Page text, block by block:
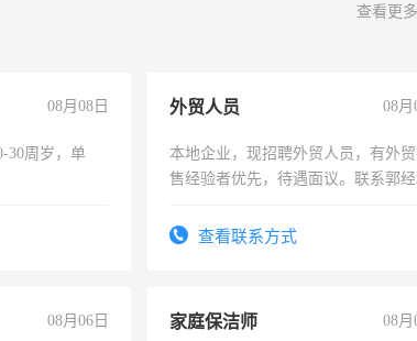
查看更
08月08日
30周岁，单
外贸人员 08月
本地企业，现招聘外贸人员，有外
售经验者优先，待遇面议。联系郭
查看联系方式
08月06日 家庭保洁师 08月